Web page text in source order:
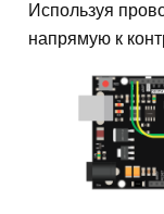
Используя
напрямую к